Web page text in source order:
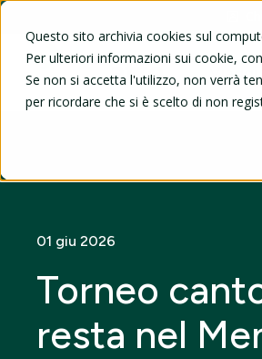
Questo sito archivia cookies sul
Per ulteriori informazioni sui cookie,
Se non si accetta l'utilizzo, non verrà
per ricordare che si è scelto di non
Viaggi
01 giu 2026
Torneo
resta nel